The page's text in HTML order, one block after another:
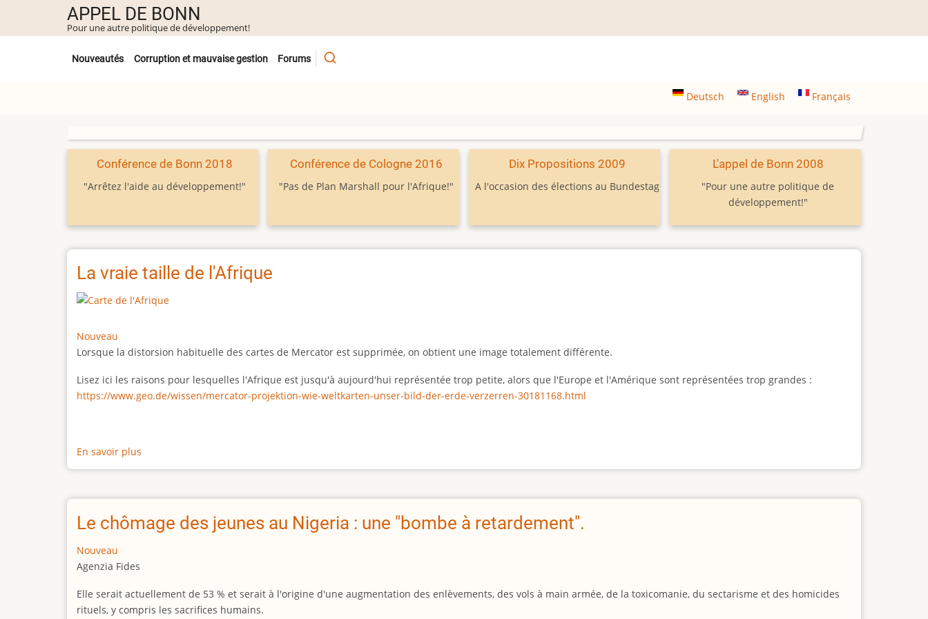
contenu
APPEL DE BONN
Pour une autre politique de développement!
Untermenü
Nouveautés Corruption et mauvaise gestion Forums
Deutsch English Français
Conférence de Bonn 2018
"Arrêtez l'aide au développement!"
Conférence de Cologne 2016
"Pas de Plan Marshall pour l'Afrique!"
Dix Propositions 2009
A l'occasion des élections au Bundestag
L'appel de Bonn 2008
"Pour une autre politique de
développement!"
La vraie taille de l'Afrique
Nouveau
Lorsque la distorsion habituelle des cartes de Mercator est supprimée, on obtient une image totalement différente.
Lisez ici les raisons pour lesquelles l'Afrique est jusqu'à aujourd'hui représentée trop petite, alors que l'Europe et l'Amérique sont représentées trop grandes :
https://www.geo.de/wissen/mercator-projektion-wie-weltkarten-unser-bild-der-erde-verzerren-30181168.html
En savoir plus
La
taille
l'Afrique
Le chômage des jeunes au Nigeria : une "bombe à retardement".
Nouveau
Agenzia Fides
Elle serait actuellement de 53 % et serait à l'origine d'une augmentation des enlèvements, des vols à main armée, de la toxicomanie, du sectarisme et des homicides
rituels, y compris les sacrifices humains.